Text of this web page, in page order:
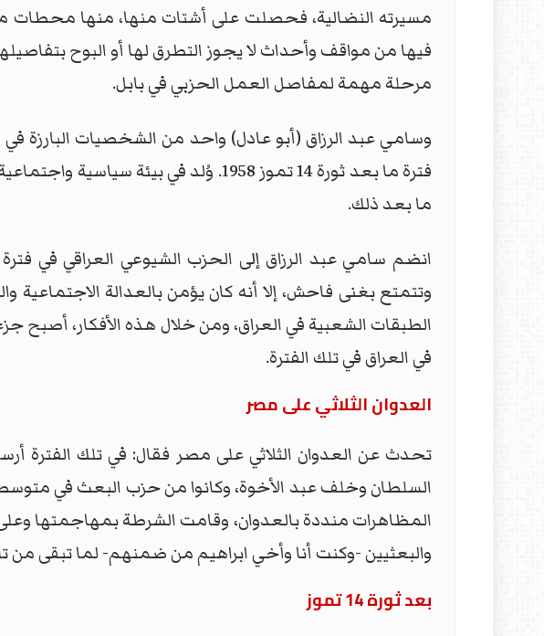
مسيرته النضالية، فحصلت على أشتات منها، منها محطات
فيها من مواقف وأحداث لا يجوز التطرق لها أو البوح
مرحلة مهمة لمفاصل العمل الحزبي في بابل.
وسامي عبد الرزاق (أبو عادل) واحد من الشخصيات البارزة
فترة ما بعد ثورة 14 تموز 1958. وُلد في
ما بعد ذلك.
انضم سامي عبد الرزاق إلى الحزب الشيوعي العراقي في
وتتمتع بغنى فاحش، إلا أنه كان يؤمن بالعدالة الاجتماعية
الطبقات الشعبية في العراق، ومن خلال هذه الأفكار، أصبح
في العراق في تلك الفترة.
العدوان الثلاثي على مصر
تحدث عن العدوان الثلاثي على مصر فقال: في تلك الفترة
السلطان وخلف عبد الأخوة، وكانوا من حزب البعث في
المظاهرات منددة بالعدوان، وقامت الشرطة بمهاجمتها
والبعثيين -وكنت أنا وأخي ابراهيم من ضمنهم- لما تبقى من
بعد ثورة 14 تموز